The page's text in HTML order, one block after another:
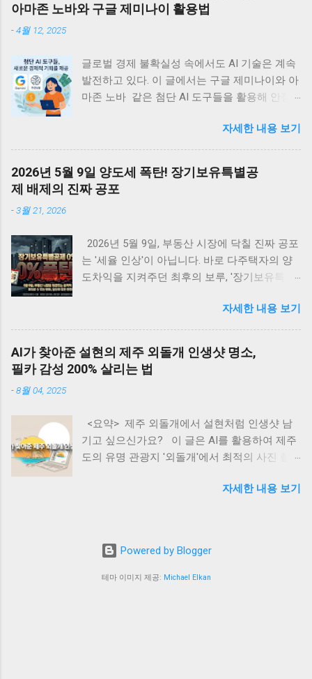
아마존 노바와 구글 제미나이 활용법
-4월 12, 2025
글로벌 경제 불확실성 속에서도 AI 기술은 계속
발전하고 있다. 이 글에서는 구글 제미나이와 아
마존 노바 같은 첨단 AI 도구들을 활용해 안정
법들을 정리한다. 관세 위기에도 불구하고 빅테
크의 AI 투자는 계속되고 있는데, 이는 개인과
소규모 기업에게 새로운 경제적 기회를 제공할
것이다. <목차> • 글로벌 관세 위기 속의 지속
적 AI 투자 동향 • 관세가 AI 개발 생태계에 미치
하는 AI 기반 수익 모델 • AI 에이전트를 통한 패
시브 인컴 구축 방법 • AI 시대의 새로운 기회와
미래 전망 글로벌 관세 위기 속의 지속적 AI 투
정책의 변화는 세계 경제의 불확실성을 가중시
키고 있다. 특히 한국(25%), 중국(34%), 대만
(32%) 등 IT 제품 주요 수출국들에 대한 고율의
관세 부과는 테크 산업 전반에 상당한 부담으로
비용을 평균 22% 증가시킬 것으로 예측된다. 그
러나 주목할 만한 점은 구글과 아마존 같은 빅테
크 기업들이 이러한 비용 증가에도 불구하고 AI
인프라 투자를 줄이지 않겠다는 명확한 의지를
전년 대비 18% 증가한 규모다. 아마존의 CEO 앤
것"이라며 AI 기술에 대한 광범위한 ...
자세한 내용 보기
2026년 5월 9일 양도세 폭탄! 장기보유특별공
제 배제의 진짜 공포
-3월 21, 2026
2026년 5월 9일, 부동산 시장에 닥칠 진짜 공포
는 '세율 인상'이 아닙니다. 바로 다주택자의 양
도차익을 지켜주던 최후의 보루, '장기보유특별
리 세금으로 토해내야 하는 이 치명적인 조치 앞
에, 강남부터 수도권 외곽까지 패닉셀이 번지고
있습니다. 하루 차이로 수억 원이 날아가는 세금
폭탄의 실체와, 생성형 AI를 활용해 내 자산을
지키는 완벽한 절세 방어 시나리오를 지금 바로
한가? ② 2026년 5월 9일의 시한폭탄: 공제 0%
의 충격 ③ 한눈에 보는 세금 차이 시뮬레이션
(15년 보유 아파트) ④ 글로벌 스탠다드: 해외 선
내 양도세 100% 방어하기 (실전 프롬프트 5선)
동네 부동산이나 지역 맘카페, 재테크 커뮤니티
에 들어가 보면 온통 "5월 전에 계약서 써야 한
다"는 아우성뿐입니다. 정부가 다주택자에게 부
자세한 내용 보기
AI가 찾아준 설현의 제주 외돌개 인생샷 명소,
필카 감성 200% 살리는 법
-8월 04, 2025
<요약> 제주 외돌개에서 설현처럼 인생샷 남
기고 싶으신가요? 이 글은 AI를 활용하여 제주
도의 유명 관광지 '외돌개'에서 최적의 사진 촬
성'의 사진을 찍는 구체적인 방법을 소개합니다.
코스, 심지어 예산까지 계획할 수 있습니다. 본
문에서는 실제 활용 가능한 5가지 상세 프롬프
트와 그에 대한 AI의 예상 답변을 통해, 누구나
자세한 내용 보기
Powered by Blogger
테마 이미지 제공: Michael Elkan